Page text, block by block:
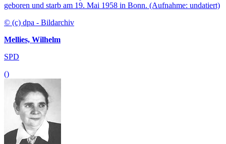
geboren und starb am 19. Mai 1958 in Bonn. (Aufnahme: undatiert)
© (c) dpa - Bildarchiv
Mellies, Wilhelm
SPD
()